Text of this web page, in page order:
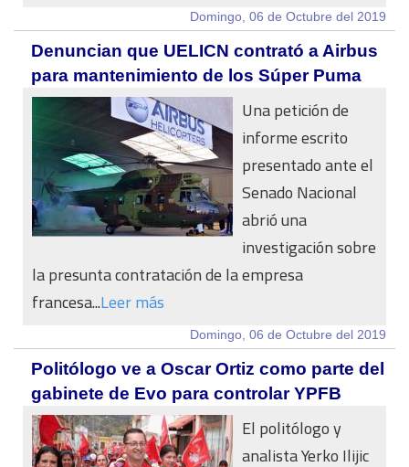
Domingo, 06 de Octubre del 2019
Denuncian que UELICN contrató a Airbus
para mantenimiento de los Súper Puma
Una petición de
informe escrito
presentado ante el
Senado Nacional
abrió una
investigación sobre
la presunta contratación de la empresa
francesa...Leer más
Domingo, 06 de Octubre del 2019
Politólogo ve a Oscar Ortiz como parte del
gabinete de Evo para controlar YPFB
El politólogo y
analista Yerko Ilijic